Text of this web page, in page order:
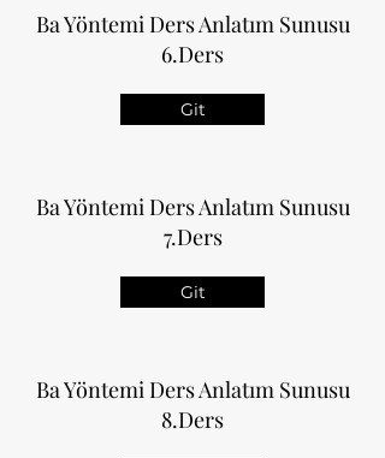
Ba Yöntemi Ders Anlatım Sunusu
6.Ders
Git
Ba Yöntemi Ders Anlatım Sunusu
7.Ders
Git
Ba Yöntemi Ders Anlatım Sunusu
8.Ders